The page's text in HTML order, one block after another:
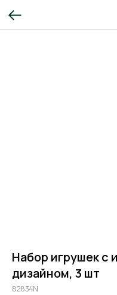
Набор игрушек с
дизайном, 3 шт
82834N